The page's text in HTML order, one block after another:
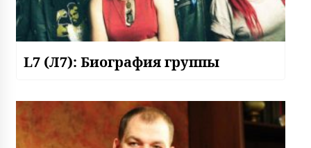
L7 (Л7): Биография группы